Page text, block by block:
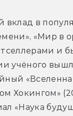
вклад в
«Мир в
и
учёного
Хокингом»
«Наука